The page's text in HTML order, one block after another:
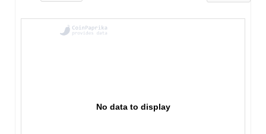
No data to display